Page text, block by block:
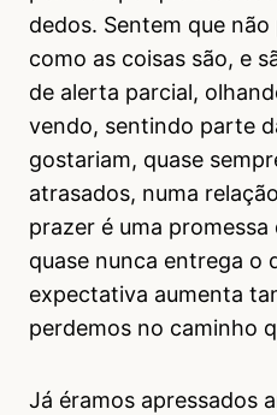
dedos. Sentem que
como as coisas são, e
de alerta parcial,
vendo, sentindo parte
gostariam, quase
atrasados, numa
prazer é uma
quase nunca entrega o
expectativa aumenta
perdemos no caminho
Já éramos apressados